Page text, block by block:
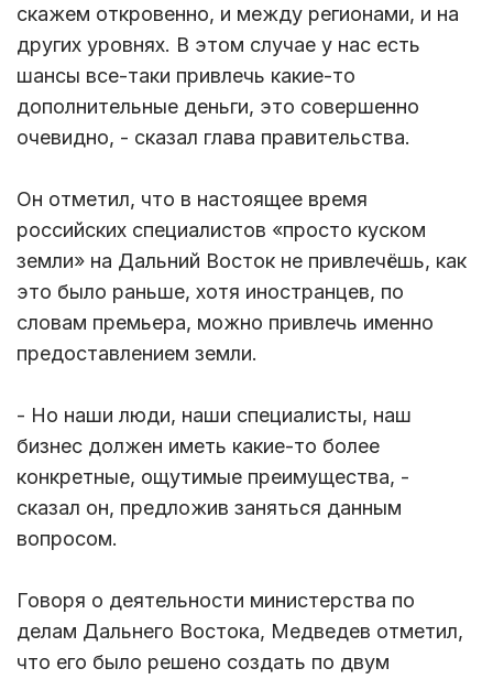
скажем откровенно, и между регионами, и на
других уровнях. В этом случае у нас есть
шансы все-таки привлечь какие-то
дополнительные деньги, это совершенно
очевидно, - сказал глава правительства.
Он отметил, что в настоящее время
российских специалистов «просто куском
земли» на Дальний Восток не привлечёшь, как
это было раньше, хотя иностранцев, по
словам премьера, можно привлечь именно
предоставлением земли.
- Но наши люди, наши специалисты, наш
бизнес должен иметь какие-то более
конкретные, ощутимые преимущества, -
сказал он, предложив заняться данным
вопросом.
Говоря о деятельности министерства по
делам Дальнего Востока, Медведев отметил,
что его было решено создать по двум